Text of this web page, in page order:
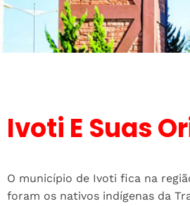
Ivoti E Suas
O município de Ivoti fica na
foram os nativos indígenas da